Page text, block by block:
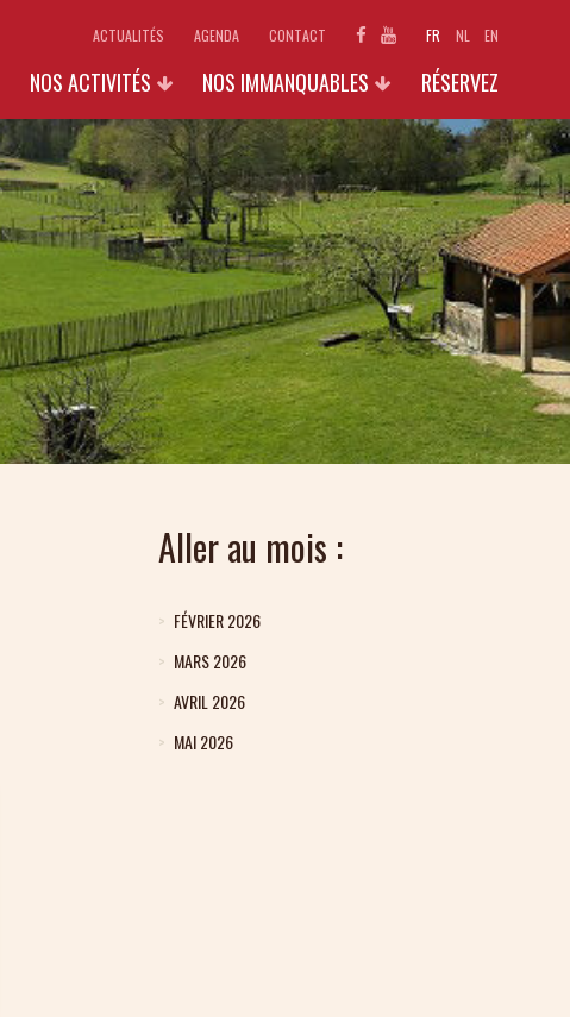
NOS ACTIVITÉS
ECOLES
INDIVIDUELS ET FAMILLES
GROUPES (+15 PERS.)
GALLO-STAGES
AUTRES ACTIVITÉS
NOS IMMANQUABLES
1890 : LE CARNET SECRET DE
GODELAINE
EXPOSITIONS 2026
GALERIES PHOTOS
RÉSERVEZ
ACTUALITÉS AGENDA CONTACT FR NL EN
Aller au mois :
FÉVRIER 2026
MARS 2026
AVRIL 2026
MAI 2026